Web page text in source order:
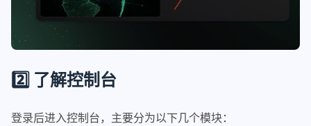
2️⃣ 了解控制台
登录后进入控制台，主要分为以下几个模块：